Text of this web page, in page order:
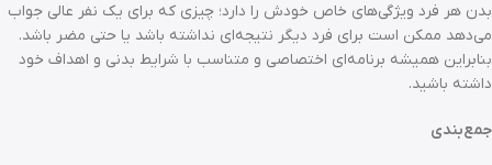
بدن هر فرد ویژگی‌های خاص خودش را دارد؛ چیزی که برای یک نفر عالی جواب
می‌دهد ممکن است برای فرد دیگر نتیجه‌ای نداشته باشد یا حتی مضر باشد.
بنابراین همیشه برنامه‌ای اختصاصی و متناسب با شرایط بدنی و اهداف خود
داشته باشید.
جمع‌بندی